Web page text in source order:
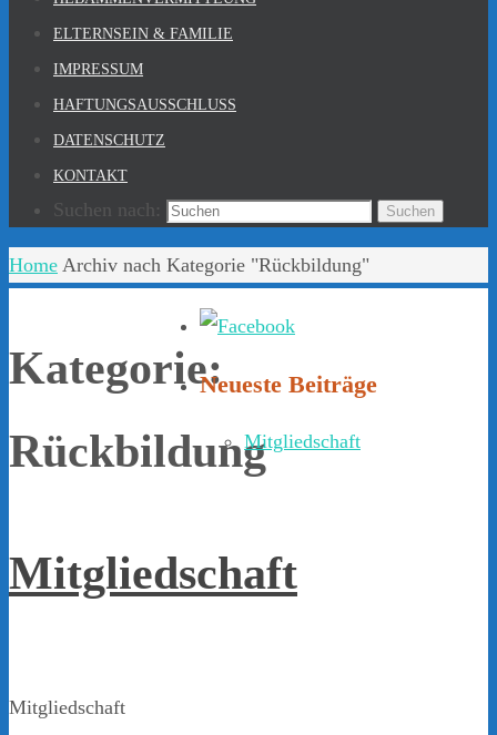
ELTERNSEIN & FAMILIE
IMPRESSUM
HAFTUNGSAUSSCHLUSS
DATENSCHUTZ
KONTAKT
Suchen nach: Suchen
Home Archiv nach Kategorie "Rückbildung"
Kategorie:
Rückbildung
Mitgliedschaft
Mitgliedschaft
Neueste Beiträge
Mitgliedschaft